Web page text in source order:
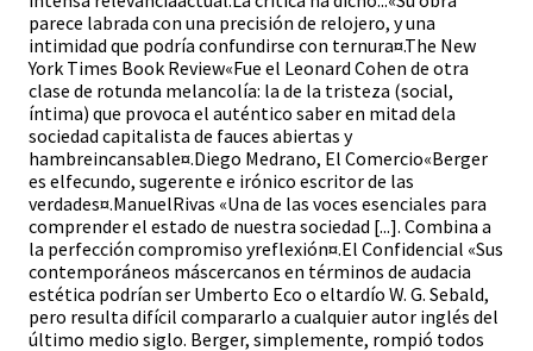
parece labrada con una precisión de relojero, y una
intimidad que podría confundirse con ternura¤.The New
York Times Book Review«Fue el Leonard Cohen de otra
clase de rotunda melancolía: la de la tristeza (social,
íntima) que provoca el auténtico saber en mitad dela
sociedad capitalista de fauces abiertas y
hambreincansable¤.Diego Medrano, El Comercio«Berger
es elfecundo, sugerente e irónico escritor de las
verdades¤.ManuelRivas «Una de las voces esenciales para
comprender el estado de nuestra sociedad [...]. Combina a
la perfección compromiso yreflexión¤.El Confidencial «Sus
contemporáneos máscercanos en términos de audacia
estética podrían ser Umberto Eco o eltardío W. G. Sebald,
pero resulta difícil compararlo a cualquier autor inglés del
último medio siglo. Berger, simplemente, rompió todos